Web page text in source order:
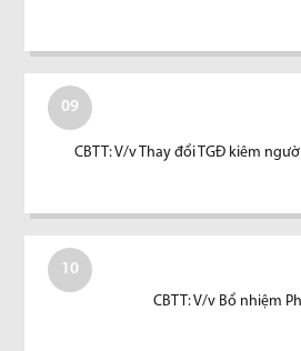
09
CBTT: V/v Thay đổi TGĐ kiêm
10
CBTT: V/v Bổ nhiệm